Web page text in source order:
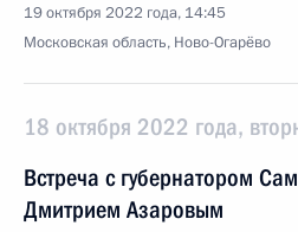
19 октября 2022 года, 14:45
Московская область, Ново-Огарёво
18 октября 2022 года,
Встреча с губернатором
Дмитрием Азаровым